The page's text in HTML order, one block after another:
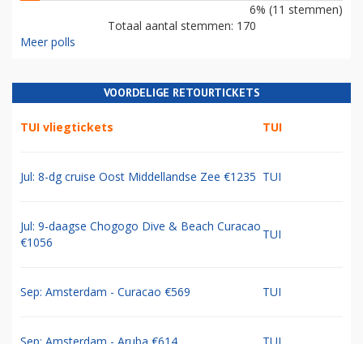
6% (11 stemmen)
Totaal aantal stemmen: 170
Meer polls
VOORDELIGE RETOURTICKETS
TUI vliegtickets TUI
Jul: 8-dg cruise Oost Middellandse Zee €1235 TUI
Jul: 9-daagse Chogogo Dive & Beach Curacao
€1056
TUI
Sep: Amsterdam - Curacao €569 TUI